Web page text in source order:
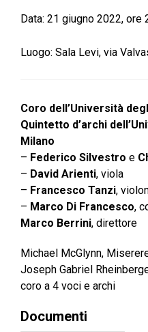
Data: 21 giugno 2022, ore
Luogo: Sala Levi, via
Coro dell’Università
Quintetto d’archi
Milano
– Federico Silvestro e
– David Arienti, viola
– Francesco Tanzi,
– Marco Di Francesco,
Marco Berrini, direttore
Michael McGlynn,
Joseph Gabriel
coro a 4 voci e archi
Documenti